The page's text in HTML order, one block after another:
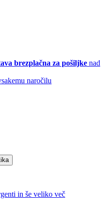
brezplačna za pošiljke nad
naročilu
in še veliko več